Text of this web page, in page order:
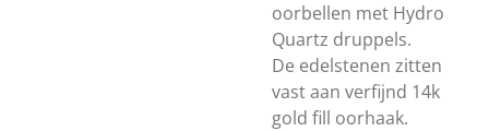
oorbellen met Hydro
Quartz druppels.
De edelstenen zitten
vast aan verfijnd 14k
gold fill oorhaak.